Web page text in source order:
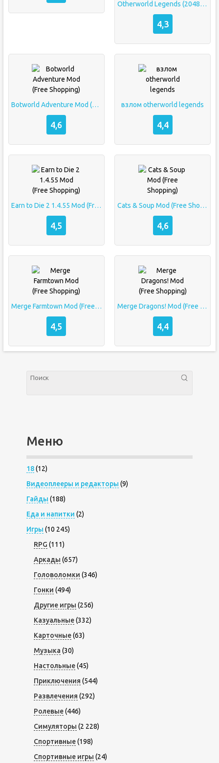
Otherworld Legends (20480) APK (Мод: бесплатные покупки/меню)
4,3
Botworld Adventure Mod (Free Shopping)
4,6
взлом otherworld legends
4,4
Earn to Die 2 1.4.55 Mod (Free Shopping)
4,5
Cats & Soup Mod (Free Shopping)
4,6
Merge Farmtown Mod (Free Shopping)
4,5
Merge Dragons! Mod (Free Shopping)
4,4
Меню
18(12)
Видеоплееры и редакторы (9)
Гайды (188)
Еда и напитки (2)
Игры (10 245)
RPG (111)
Аркады (657)
Головоломки (346)
Гонки (494)
Другие игры (256)
Казуальные(332)
Карточные(63)
Музыка (30)
Настольные(45)
Приключения (544)
Развлечения (292)
Ролевые(446)
Симуляторы (2 228)
Спортивные(198)
Спортивные игры (24)